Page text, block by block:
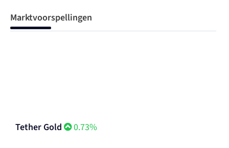
Marktvoorspellingen
Tether Gold 0.73%